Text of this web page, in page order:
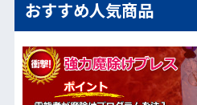
おすすめ人気商品